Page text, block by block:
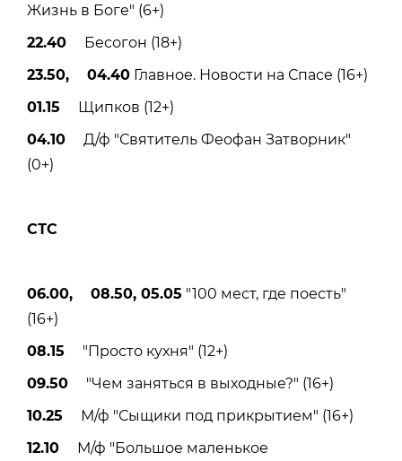
Жизнь в Боге" (6+)
22.40 Бесогон (18+)
23.50, 04.40 Главное. Новости на Спасе (16+)
01.15 Щипков (12+)
04.10 Д/ф "Святитель Феофан Затворник"
(0+)
СТС
06.00, 08.50, 05.05 "100 мест, где поесть"
(16+)
08.15 "Просто кухня" (12+)
09.50 "Чем заняться в выходные?" (16+)
10.25 М/ф "Сыщики под прикрытием" (16+)
12.10 М/ф "Большое маленькое